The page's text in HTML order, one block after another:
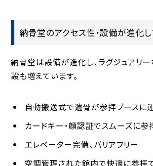
納骨堂のアクセス性・設備が進化
納骨堂は設備が進化し、ラグジュアリ
設も増えています。
自動搬送式で遺骨が参拝ブースに
カードキー・顔認証でスムーズに参
エレベーター完備、バリアフリー
空調管理された館内で快適に参拝